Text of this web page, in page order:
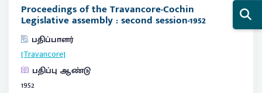
Proceedings of the Travancore-Cochin
Legislative assembly : second session-1952
பதிப்பாளர்
[Travancore]
பதிப்பு ஆண்டு
1952